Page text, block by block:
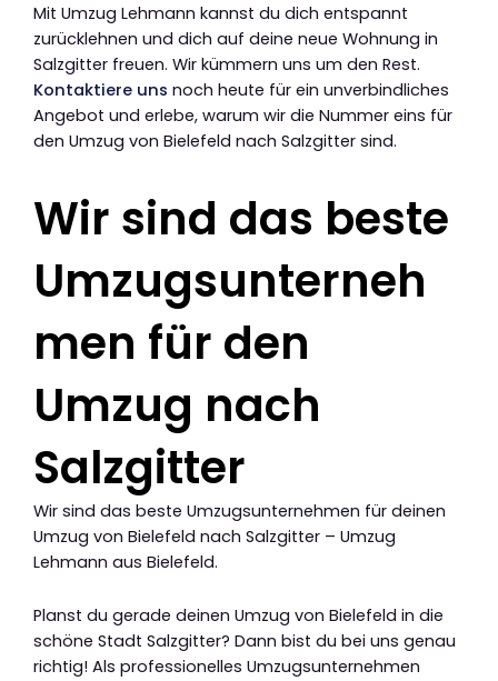
Mit Umzug Lehmann kannst du dich entspannt
zurücklehnen und dich auf deine neue Wohnung in
Salzgitter freuen. Wir kümmern uns um den Rest.
Kontaktiere uns noch heute für ein unverbindliches
Angebot und erlebe, warum wir die Nummer eins für
den Umzug von Bielefeld nach Salzgitter sind.
Wir sind das beste
Umzugsunterneh
men für den
Umzug nach
Salzgitter
Wir sind das beste Umzugsunternehmen für deinen
Umzug von Bielefeld nach Salzgitter – Umzug
Lehmann aus Bielefeld.
Planst du gerade deinen Umzug von Bielefeld in die
schöne Stadt Salzgitter? Dann bist du bei uns genau
richtig! Als professionelles Umzugsunternehmen